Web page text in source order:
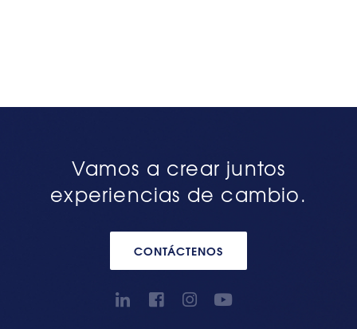
Vamos a crear juntos
experiencias de cambio.
CONTÁCTENOS